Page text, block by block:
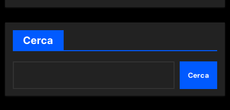
W
S
E
A
Cerca
Cerca